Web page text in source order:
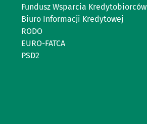
Fundusz Wsparcia Kredytobiorców
Biuro Informacji Kredytowej
RODO
EURO-FATCA
PSD2